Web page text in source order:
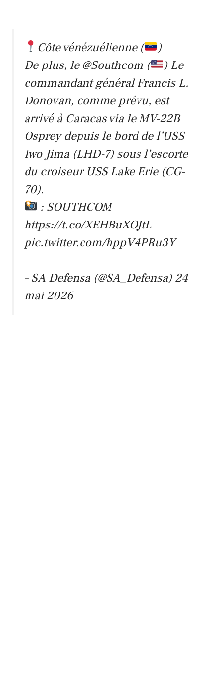
Côte vénézuélienne (
)
De plus, le @Southcom (
) Le
commandant général Francis L.
Donovan, comme prévu, est
arrivé à Caracas via le MV-22B
Osprey depuis le bord de l’USS
Iwo Jima (LHD-7) sous l’escorte
du croiseur USS Lake Erie (CG-
70).
: SOUTHCOM
https://t.co/XEHBuXOJtL
pic.twitter.com/hppV4PRu3Y
– SA Defensa (@SA_Defensa)24
mai 2026